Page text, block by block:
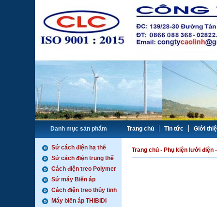
Danh mục sản phẩm Trang chủ Tin tức Giới
Sứ cách điện hạ thế
Sứ cách điện trung thế
Cách điện treo Polymer
Sứ máy Biến áp
Cách điện treo thủy tinh
Máy biến áp THIBIDI
Trang chủ- Phụ kiện lưới điện-